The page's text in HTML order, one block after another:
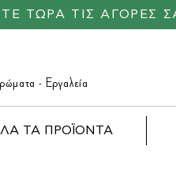
- Εργαλεία
ΤΑ ΠΡΟΪΟΝΤΑ
ΤΩΡΑ ΤΙΣ ΑΓΟΡΕΣ